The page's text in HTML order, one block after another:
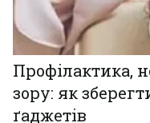
Профілактика,
зору: як
ґаджетів